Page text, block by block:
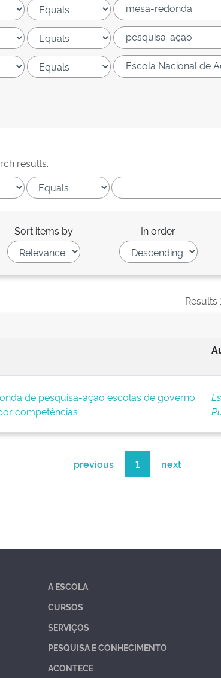
results.
Sort items by In order
Results
de pesquisa-ação escolas de governo
competências
previous 1 next
A ESCOLA
CURSOS
SERVIÇOS
PESQUISA E CONHECIMENTO
ACONTECE